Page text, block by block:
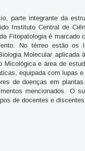
parte integrante da
Instituto Central de
Fitopatologia é marcado
No térreo estão os
Molecular aplicada
Micológica e área de
equipada com lupas
de doenças em
mencionados. O
de docentes e